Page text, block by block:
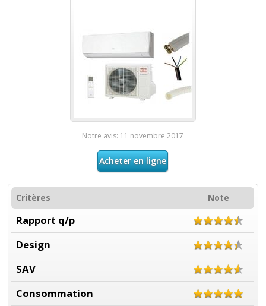
Notre avis: 11 novembre 2017
Acheter en ligne
Critères Note
Rapport q/p
Design
SAV
Consommation